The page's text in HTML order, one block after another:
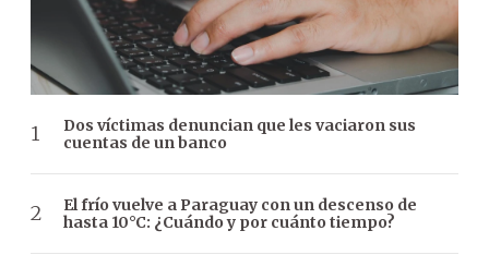
Dos víctimas denuncian que les vaciaron sus
cuentas de un banco
El frío vuelve a Paraguay con un descenso de
hasta 10°C: ¿Cuándo y por cuánto tiempo?